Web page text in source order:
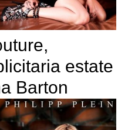
estate
Barton